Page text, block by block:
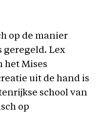
op de manier
geregeld. Lex
het Mises
uit de hand is
school van
op